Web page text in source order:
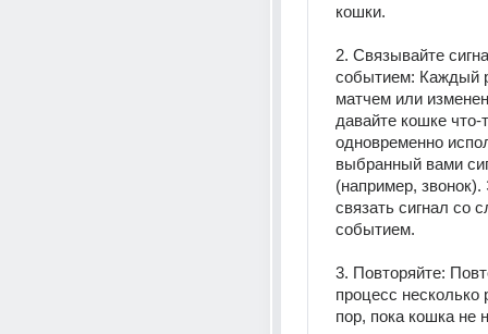
кошки.
2. Связывайте
событием: Каждый
матчем или
давайте кошке что-
одновременно
выбранный вами
(например,
связать сигнал со
событием.
3. Повторяйте:
процесс несколько
пор, пока кошка не